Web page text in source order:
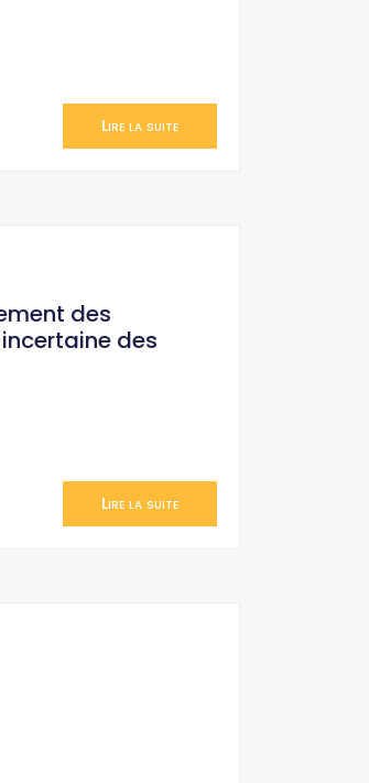
Lire la suite
des
des
Lire la suite